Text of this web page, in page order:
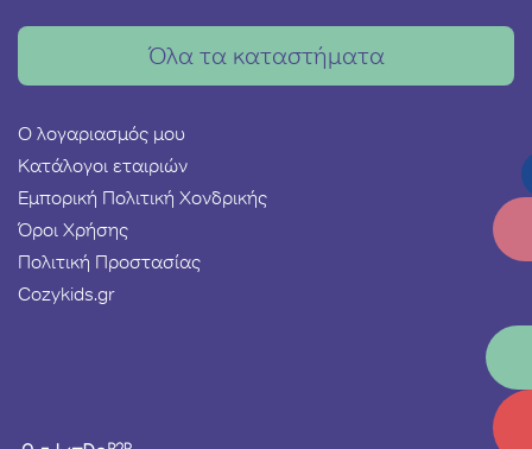
Όλα τα καταστήματα
Ο λογαριασμός μου
Κατάλογοι εταιριών
Εμπορική Πολιτική Χονδρικής
Όροι Χρήσης
Πολιτική Προστασίας
Cozykids.gr